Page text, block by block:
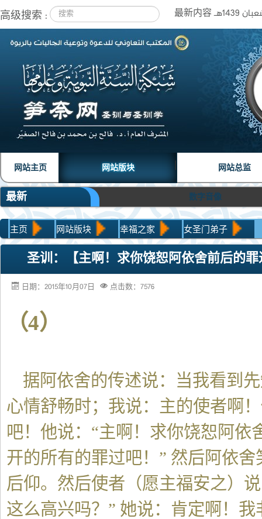
高级搜索 :
网站主页 网站版块 | 网站总监
数字音像
最新
主页 网站版块 幸福之家
女圣门弟子
圣训：【主啊！求你饶恕阿依舍前后的罪过吧！】-4
圣训：【主啊！求你饶恕阿依舍前后的
日期：2015年10月07日 点击数：7576
（4）
据阿依舍的传述说：当我看到
心情舒畅时；我说：主的使者啊
吧！他说：“主啊！求你饶恕阿依
开的所有的罪过吧！” 然后阿依
后仰。然后使者（愿主福安之）
这么高兴吗？” 她说：肯定啊！